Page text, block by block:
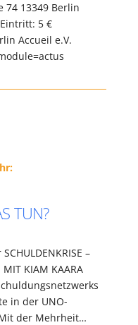
74 13349 Berlin
5 €
Accueil e.V.
TUN?
–
MIT KIAM KAARA
in der UNO-
der Mehrheit…